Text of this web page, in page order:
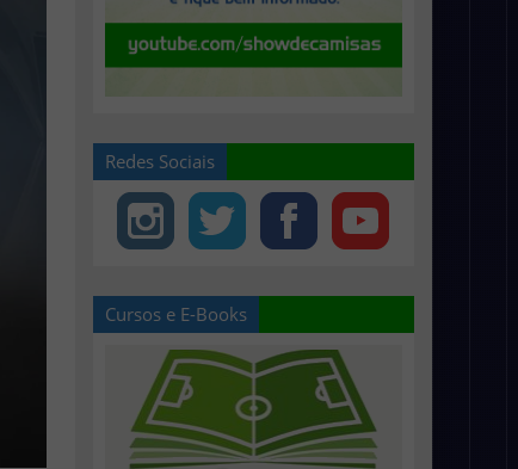
Redes Sociais
Cursos e E-Books